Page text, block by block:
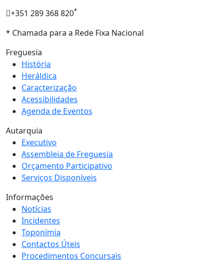
+351 289 368 820*
* Chamada para a Rede Fixa Nacional
Freguesia
História
Heráldica
Caracterização
Acessibilidades
Agenda de Eventos
Autarquia
Executivo
Assembleia de Freguesia
Orçamento Participativo
Serviços Disponíveis
Informações
Notícias
Incidentes
Toponímia
Contactos Úteis
Procedimentos Concursais